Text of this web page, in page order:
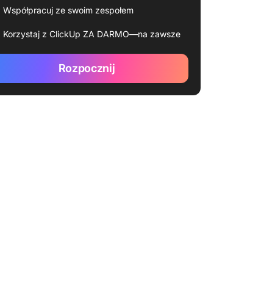
Współpracuj ze swoim zespołem
Korzystaj z ClickUp ZA DARMO—na zawsze
Rozpocznij